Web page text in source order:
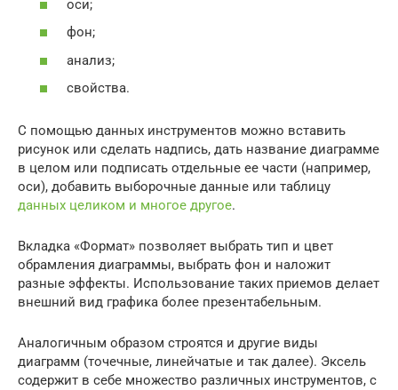
оси;
фон;
анализ;
свойства.
С помощью данных инструментов можно вставить
рисунок или сделать надпись, дать название диаграмме
в целом или подписать отдельные ее части (например,
оси), добавить выборочные данные или таблицу
данных целиком и многое другое.
Вкладка «Формат» позволяет выбрать тип и цвет
обрамления диаграммы, выбрать фон и наложит
разные эффекты. Использование таких приемов делает
внешний вид графика более презентабельным.
Аналогичным образом строятся и другие виды
диаграмм (точечные, линейчатые и так далее). Эксель
содержит в себе множество различных инструментов, с